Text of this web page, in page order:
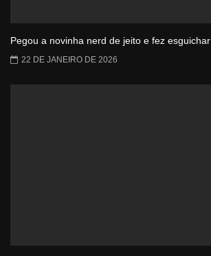
Pegou a novinha nerd de jeito e fez esguichar
22 DE JANEIRO DE 2026